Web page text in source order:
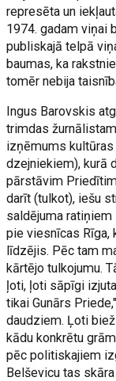
represēta un
1974. gadam viņai
publiskajā telpā
baumas, ka
tomēr nebija
Ingus Barovskis
trimdas
izņēmums
dzejniekiem), kurā
pārstāvim
darīt (tulkot), iešu
saldējuma
pie viesnīcas Rīga,
līdzējis. Pēc tam
kārtējo tulkojumu.
ļoti, ļoti sāpīgi
tikai Gunārs
daudziem. Ļoti
kādu konkrētu
pēc politiskajiem
Belševicu tas